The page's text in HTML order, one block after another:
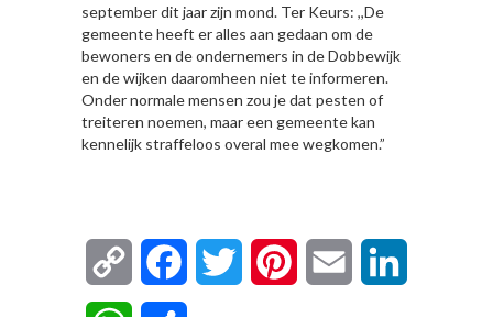
september dit jaar zijn mond. Ter Keurs: ,,De
gemeente heeft er alles aan gedaan om de
bewoners en de ondernemers in de Dobbewijk
en de wijken daaromheen niet te informeren.
Onder normale mensen zou je dat pesten of
treiteren noemen, maar een gemeente kan
kennelijk straffeloos overal mee wegkomen.”
Copy
Link
FacebookTwitter Pinterest Email